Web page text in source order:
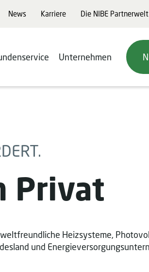
News Karriere Die NIBE Partnerwelt
Unternehmen
Privat
Heizsysteme,
und